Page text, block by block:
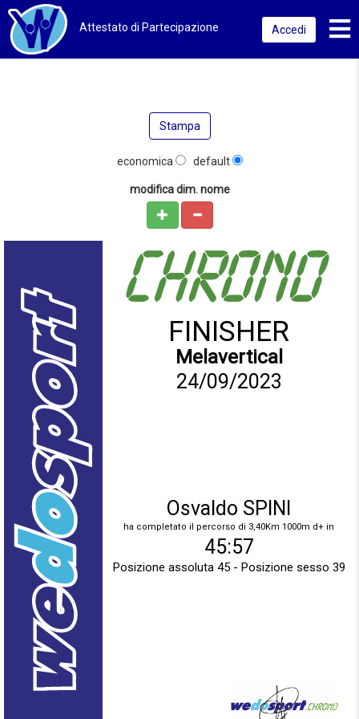
Attestato di Partecipazione Accedi
Stampa
economica default
modifica dim. nome
FINISHER
Melavertical
Osvaldo SPINI
ha completato il percorso di 3,40Km 1000m d+ in
Posizione assoluta 45 - Posizione sesso 39
45:57
24/09/2023